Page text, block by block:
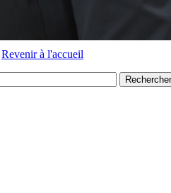
Revenir à l'accueil